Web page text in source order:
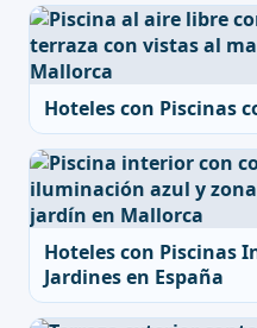
Hoteles con Piscinas
Hoteles con Piscinas
Jardines en España